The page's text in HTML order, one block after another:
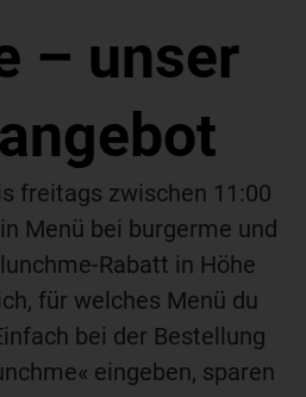
– unser
freitags zwischen 11:00
Menü bei burgerme und
Rabatt in Höhe
für welches Menü du
bei der Bestellung
eingeben, sparen